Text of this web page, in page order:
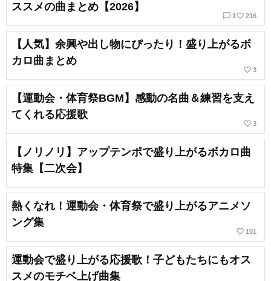
ススメの曲まとめ【2026】
chat_bubble_outline 1 favorite_border 216
【人気】余興や出し物にぴったり！盛り上がるボ
カロ曲まとめ
favorite_border 3
【運動会・体育祭BGM】感動の名曲＆練習を支え
てくれる応援歌
favorite_border 3
【ノリノリ】アップテンポで盛り上がるボカロ曲
特集【二次会】
熱くなれ！運動会・体育祭で盛り上がるアニメソ
ング集
favorite_border 101
運動会で盛り上がる応援歌！子どもたちにもオス
スメのモチベ上げ曲集